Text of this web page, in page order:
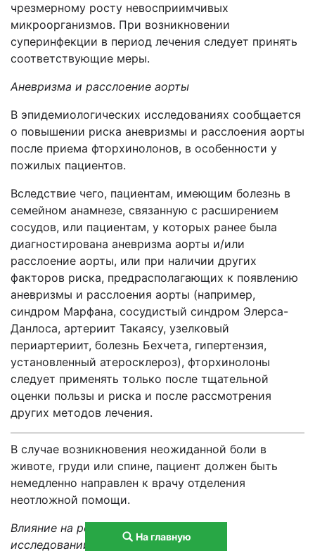
чрезмерному росту невосприимчивых
микроорганизмов. При возникновении
суперинфекции в период лечения следует принять
соответствующие меры.
Аневризма и расслоение аорты
В эпидемиологических исследованиях сообщается
о повышении риска аневризмы и расслоения аорты
после приема фторхинолонов, в особенности у
пожилых пациентов.
Вследствие чего, пациентам, имеющим болезнь в
семейном анамнезе, связанную с расширением
сосудов, или пациентам, у которых ранее была
диагностирована аневризма аорты и/или
расслоение аорты, или при наличии других
факторов риска, предрасполагающих к появлению
аневризмы и расслоения аорты (например,
синдром Марфана, сосудистый синдром Элерса-
Данлоса, артериит Такаясу, узелковый
периартериит, болезнь Бехчета, гипертензия,
установленный атеросклероз), фторхинолоны
следует применять только после тщательной
оценки пользы и риска и после рассмотрения
других методов лечения.
В случае возникновения неожиданной боли в
животе, груди или спине, пациент должен быть
немедленно направлен к врачу отделения
неотложной помощи.
Влияние на результаты лабораторных
исследований
На главную